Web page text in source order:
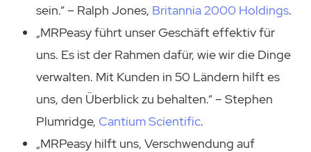
sein.“ – Ralph Jones, Britannia 2000 Holdings.
„MRPeasy führt unser Geschäft effektiv für
uns. Es ist der Rahmen dafür, wie wir die Dinge
verwalten. Mit Kunden in 50 Ländern hilft es
uns, den Überblick zu behalten.“ – Stephen
Plumridge, Cantium Scientific.
„MRPeasy hilft uns, Verschwendung auf